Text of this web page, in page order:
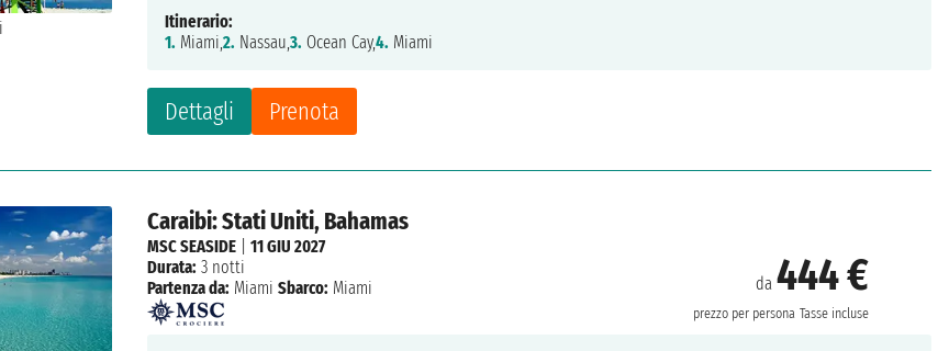
Dettagli Prenota
Itinerario:
1. Miami,2. Nassau,3. Ocean Cay,4. Miami
Caraibi: Stati Uniti, Bahamas
da444 €
prezzo per persona Tasse incluse
MSC SEASIDE |11 GIU 2027
Durata: 3 notti
Partenza da: Miami Sbarco: Miami